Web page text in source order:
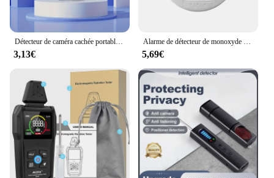
addition to any industrial safety protocol.
Détecteur de caméra cachée portable, poignées d'objectif cachées, détecteur de sécurité anti-espionnage pour hôtel, détecteur Candid
3,13€
Alarme de détecteur de monoxyde de carbone, capteur photoélectrique, son de l'iode 85dB, affichage numérique LCD, maison intérieure, sirène d'empoisonnement au CO, nouveau
5,69€